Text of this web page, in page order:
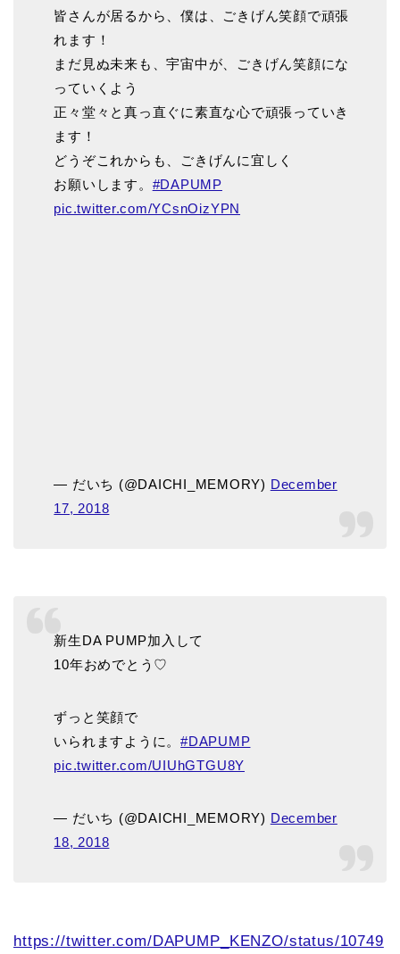
皆さんが居るから、僕は、ごきげん笑顔で頑張
れます！
まだ見ぬ未来も、宇宙中が、ごきげん笑顔にな
っていくよう
正々堂々と真っ直ぐに素直な心で頑張っていき
ます！
どうぞこれからも、ごきげんに宜しく
お願いします。 #DAPUMP
pic.twitter.com/YCsnOizYPN
— だいち (@DAICHI_MEMORY) December
17, 2018
新生DA PUMP加入して
10年おめでとう♡
ずっと笑顔で
いられますように。#DAPUMP
pic.twitter.com/UIUhGTGU8Y
— だいち (@DAICHI_MEMORY) December
18, 2018
https://twitter.com/DAPUMP_KENZO/status/10749